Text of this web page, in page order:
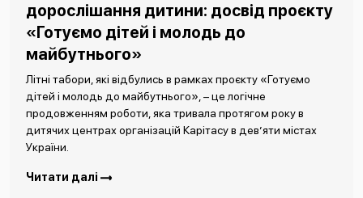
проєкту
«Готуємо
року в
містах
шкільних підручниках:
підхід до роботи з
та видрукувано Навчально-методичний
«Формування життєвих навичок та
підлітків».
Читати далі